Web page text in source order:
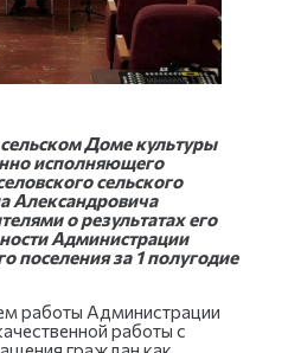
Доме культуры
исполняющего
сельского
Александровича
о результатах его
Администрации
поселения за 1 полугодие
работы Администрации
работы с